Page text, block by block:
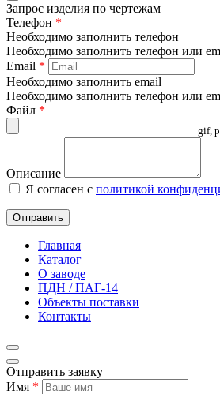
Запрос изделия по чертежам
Телефон *
Необходимо заполнить телефон
Необходимо заполнить телефон или
Email *
Необходимо заполнить email
Необходимо заполнить телефон или
Файл *
gif,
Описание
Я согласен с политикой
Отправить
Главная
Каталог
О заводе
ПДН / ПАГ-14
Объекты поставки
Контакты
Отправить заявку
Имя *